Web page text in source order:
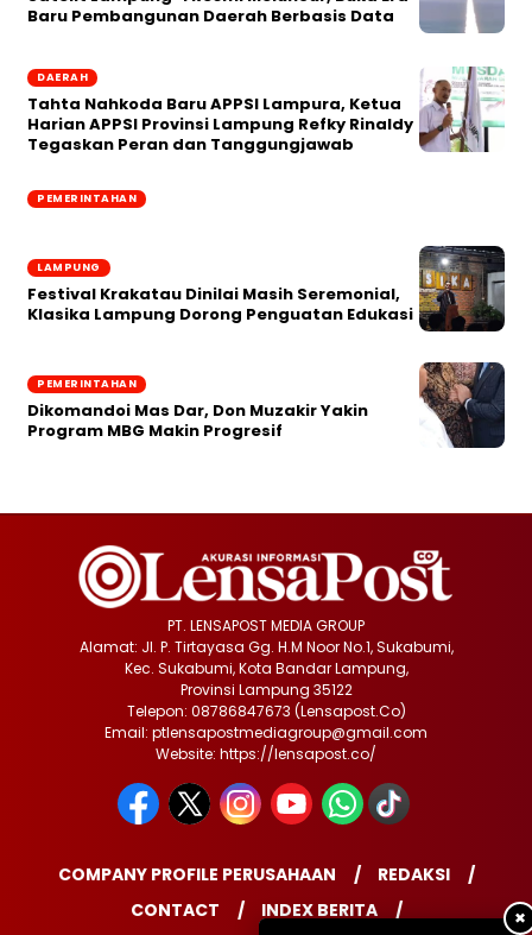
Baru Pembangunan Daerah Berbasis Data
DAERAH
Tahta Nahkoda Baru APPSI Lampura, Ketua
Harian APPSI Provinsi Lampung Refky Rinaldy
Tegaskan Peran dan Tanggungjawab
PEMERINTAHAN
LAMPUNG
Festival Krakatau Dinilai Masih Seremonial,
Klasika Lampung Dorong Penguatan Edukasi
PEMERINTAHAN
Dikomandoi Mas Dar, Don Muzakir Yakin
Program MBG Makin Progresif
✖
PT. LENSAPOST MEDIA GROUP
Alamat: Jl. P. Tirtayasa Gg. H.M Noor No.1, Sukabumi,
Kec. Sukabumi, Kota Bandar Lampung,
Provinsi Lampung 35122
Telepon: 08786847673 (Lensapost.Co)
Email: ptlensapostmediagroup@gmail.com
Website: https://lensapost.co/
COMPANY PROFILE PERUSAHAAN
REDAKSI
CONTACT
INDEX BERITA